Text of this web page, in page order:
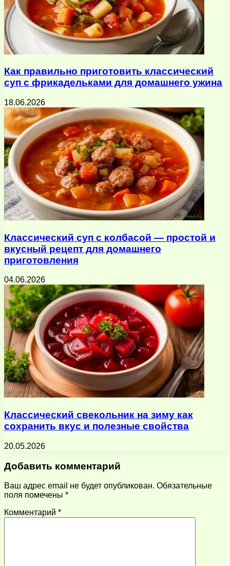
Как правильно приготовить классический
суп с фрикадельками для домашнего ужина
18.06.2026
Классический суп с колбасой — простой и
вкусный рецепт для домашнего
приготовления
04.06.2026
Классический свекольник на зиму как
сохранить вкус и полезные свойства
20.05.2026
Добавить комментарий
Ваш адрес email не будет опубликован. Обязательные
поля помечены *
Комментарий *